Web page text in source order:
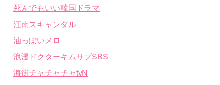
死んでもいい韓国ドラマ
江南スキャンダル
油っぽいメロ
浪漫ドクターキムサブSBS
海街チャチャチャtvN